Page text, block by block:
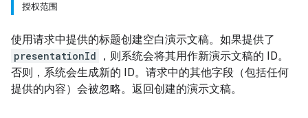
授权范围
使用请求中提供的标题创建空白演示文稿。如果提供了
presentationId
，则系统会将其用作新演示文稿的 ID。
否则，系统会生成新的 ID。请求中的其他字段（包括任何
提供的内容）会被忽略。返回创建的演示文稿。